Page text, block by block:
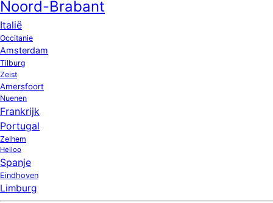
Noord-Brabant
Italië
Occitanie
Amsterdam
Tilburg
Zeist
Amersfoort
Nuenen
Frankrijk
Portugal
Zelhem
Heiloo
Spanje
Eindhoven
Limburg